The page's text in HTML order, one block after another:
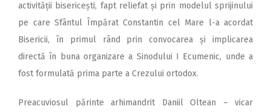
activității bisericești, fapt reliefat și prin modelul sprijinului
pe care Sfântul Împărat Constantin cel Mare l-a acordat
Bisericii, în primul rând prin convocarea și implicarea
directă în buna organizare a Sinodului I Ecumenic, unde a
fost formulată prima parte a Crezului ortodox.
Preacuviosul părinte arhimandrit Daniil Oltean – vicar